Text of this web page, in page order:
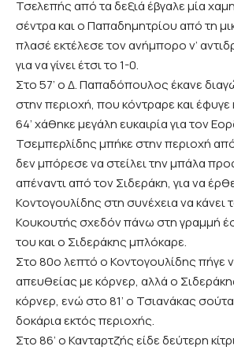
Τσελεπής από τα δεξιά έβγαλε μία
σέντρα και ο Παπαδημητρίου από τη
πλασέ εκτέλεσε τον ανήμπορο ν’
για να γίνει έτσι το 1-0.
Στο 57’ ο Δ. Παπαδόπουλος έκανε
στην περιοχή, που κόντραρε και
64’ χάθηκε μεγάλη ευκαιρία για τον
Τσεμπερλίδης μπήκε στην περιοχή
δεν μπόρεσε να στείλει την μπάλα
απέναντι από τον Σιδεράκη, για να
Κοντογουλίδης στη συνέχεια να κάνει
Κουκουτής σχεδόν πάνω στη γραμμή
του και ο Σιδεράκης μπλόκαρε.
Στο 80ο λεπτό ο Κοντογουλίδης πήγε
απευθείας με κόρνερ, αλλά ο
κόρνερ, ενώ στο 81’ ο Τσιανάκας
δοκάρια εκτός περιοχής.
Στο 86’ ο Κανταρτζής είδε δεύτερη